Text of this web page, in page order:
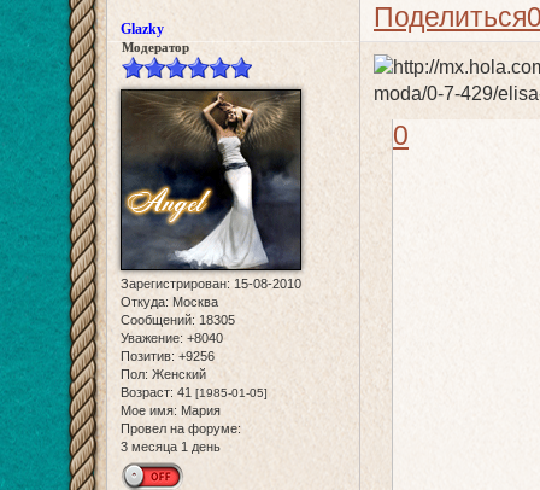
Поделиться
Glazky
Модератор
Зарегистрирован: 15-08-2010
Откуда: Москва
Сообщений: 18305
Уважение: +8040
Позитив: +9256
Пол: Женский
Возраст: 41 [1985-01-05]
Мое имя: Мария
Провел на форуме:
3 месяца 1 день
0